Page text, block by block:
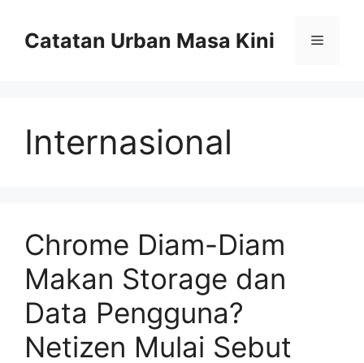
contentCatatan Urban Masa Kini Menu
Internasional
Chrome Diam-Diam
Makan Storage dan
Data Pengguna?
Netizen Mulai Sebut